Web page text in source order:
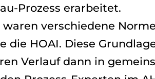
Prozess erarbeitet.
verschiedene
die HOAI. Diese
Verlauf dann in